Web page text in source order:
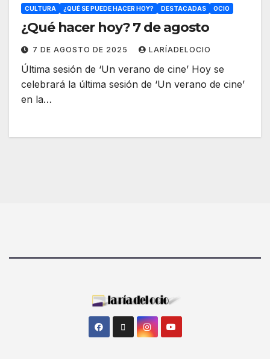
CULTURA ¿QUÉ SE PUEDE HACER HOY? DESTACADAS OCIO
¿Qué hacer hoy? 7 de agosto
7 DE AGOSTO DE 2025 LARÍADELOCIO
Última sesión de ‘Un verano de cine’ Hoy se
celebrará la última sesión de ‘Un verano de cine’
en la…